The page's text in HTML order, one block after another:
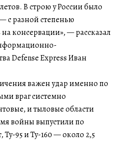
В строю у России было
с разной степенью
консервации», — рассказал
Defense Express Иван
важен удар именно по
враг системно
и тыловые области
войны выпустили по
Ту-95 и Ту-160 — около 2,5